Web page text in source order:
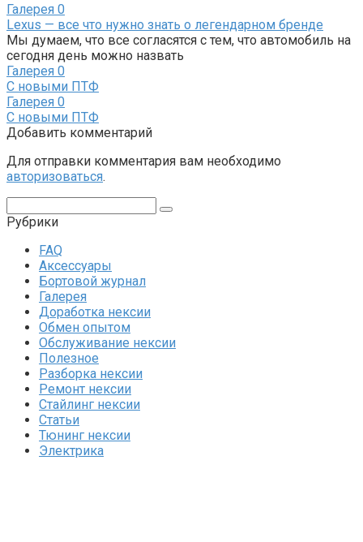
Галерея 0
Lexus — все что нужно знать о легендарном бренде
Мы думаем, что все согласятся с тем, что автомобиль на
сегодня день можно назвать
Галерея 0
С новыми ПТФ
Галерея 0
С новыми ПТФ
Добавить комментарий
Для отправки комментария вам необходимо
авторизоваться.
Рубрики
FAQ
Аксессуары
Бортовой журнал
Галерея
Доработка нексии
Обмен опытом
Обслуживание нексии
Полезное
Разборка нексии
Ремонт нексии
Стайлинг нексии
Статьи
Тюнинг нексии
Электрика